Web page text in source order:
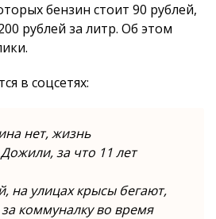
бензин стоит 90 рублей,
рублей за литр. Об этом
в соцсетях:
нет, жизнь
за что 11 лет
на улицах крысы бегают,
коммуналку во время